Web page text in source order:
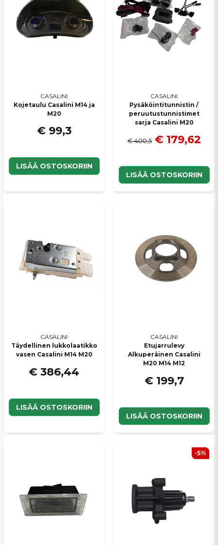
CASALINI
Kojetaulu Casalini M14 ja
M20
€ 99,3
LISÄÄ OSTOSKORIIN
CASALINI
Pysäköintitunnistin /
peruutustunnistimet
sarja Casalini M20
€ 400,5 € 179,62
LISÄÄ OSTOSKORIIN
CASALINI
Täydellinen lukkolaatikko
vasen Casalini M14 M20
€ 386,44
LISÄÄ OSTOSKORIIN
CASALINI
Etujarrulevy
Alkuperäinen Casalini
M20 M14 M12
€ 199,7
LISÄÄ OSTOSKORIIN
-5%